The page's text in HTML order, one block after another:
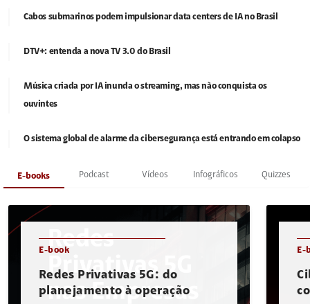
Cabos submarinos podem impulsionar data centers de IA no Brasil
DTV+: entenda a nova TV 3.0 do Brasil
Música criada por IA inunda o streaming, mas não conquista os
ouvintes
O sistema global de alarme da cibersegurança está entrando em colapso
E-books Podcast Vídeos Infográficos Quizzes
E-book
Redes Privativas 5G: do
planejamento à operação
E-